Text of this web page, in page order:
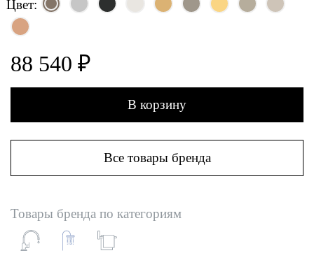
Цвет:
88 540 ₽
В корзину
Все товары бренда
Товары бренда по категориям